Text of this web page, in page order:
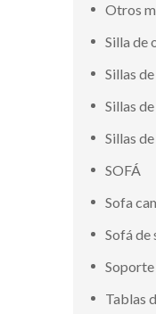
Otros
Silla de
Sillas
Sillas
Sillas
SOFÁ
Sofa
Sofá de
Tablas